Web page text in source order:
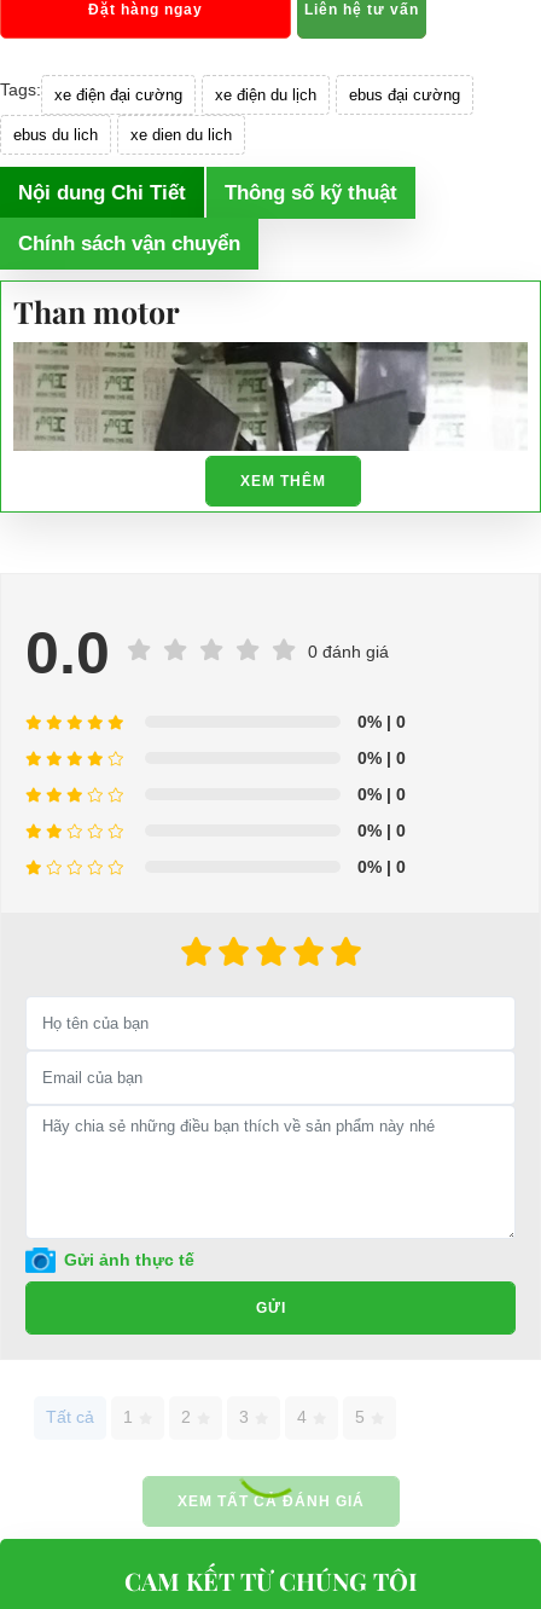
Đặt hàng ngay Liên hệ tư vấn
Tags: xe điện đại cường xe điện du lịch ebus đại cường
ebus du lich xe dien du lich
Nội dung Chi Tiết Thông số kỹ thuật
Chính sách vận chuyển
Than motor
Để được tư vấn thêm về cách sử dụng xe ô tô điện để tăng tuổi thọ
cho xe hoặc có vấn đề gì cần được hỗ trợ, quý khách vui lòng liên
LIÊN HỆ CÔNG TY:
Đại Cường
E-mail: phuhuynhkd@gmail.com
XEM THÊM
0.0 0 đánh giá
0% | 0
0% | 0
0% | 0
0% | 0
0% | 0
Gửi ảnh thực tế
GỬI
Tất cả 1 2 3 4 5
XEM TẤT CẢ ĐÁNH GIÁ
CAM KẾT TỪ CHÚNG TÔI